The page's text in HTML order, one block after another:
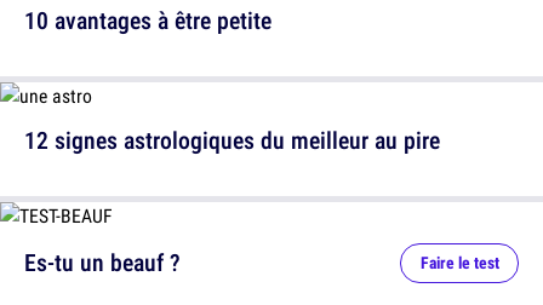
10 avantages à être petite
12 signes astrologiques du meilleur au pire
Es-tu un beauf ? Faire le test